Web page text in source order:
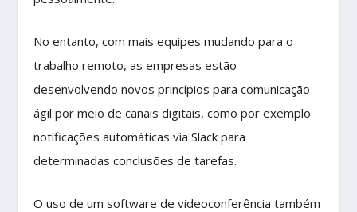
No entanto, com mais equipes mudando para o
trabalho remoto, as empresas estão
desenvolvendo novos princípios para comunicação
ágil por meio de canais digitais, como por exemplo
notificações automáticas via Slack para
determinadas conclusões de tarefas.
O uso de um software de videoconferência também